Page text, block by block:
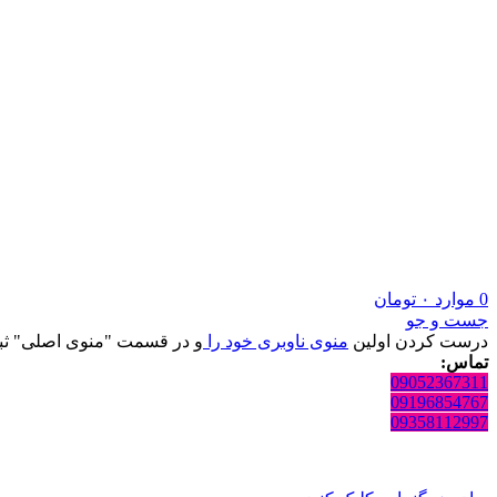
0 موارد ۰ تومان
جست و جو
درست کردن اولین منوی ناوبری خود را و در قسمت "منوی اصلی"
تماس:
09052367311
09196854767
09358112997